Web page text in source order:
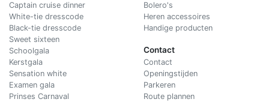
Captain cruise dinner
White-tie dresscode
Black-tie dresscode
Sweet sixteen
Schoolgala
Kerstgala
Sensation white
Examen gala
Prinses Carnaval
Bolero's
Heren accessoires
Handige producten
Contact
Contact
Openingstijden
Parkeren
Route plannen